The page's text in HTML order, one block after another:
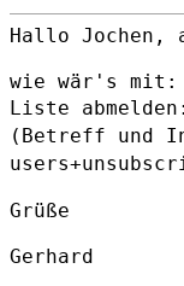
Hallo Jochen,
Liste
(Betreff und
Grüße
Gerhard